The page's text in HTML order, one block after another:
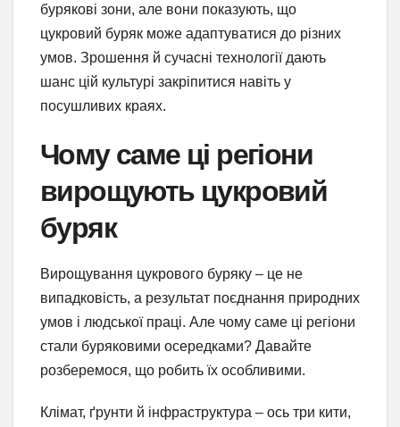
бурякові зони, але вони показують, що
цукровий буряк може адаптуватися до різних
умов. Зрошення й сучасні технології дають
шанс цій культурі закріпитися навіть у
посушливих краях.
Чому саме ці регіони
вирощують цукровий
буряк
Вирощування цукрового буряку – це не
випадковість, а результат поєднання природних
умов і людської праці. Але чому саме ці регіони
стали буряковими осередками? Давайте
розберемося, що робить їх особливими.
Клімат, ґрунти й інфраструктура – ось три кити,